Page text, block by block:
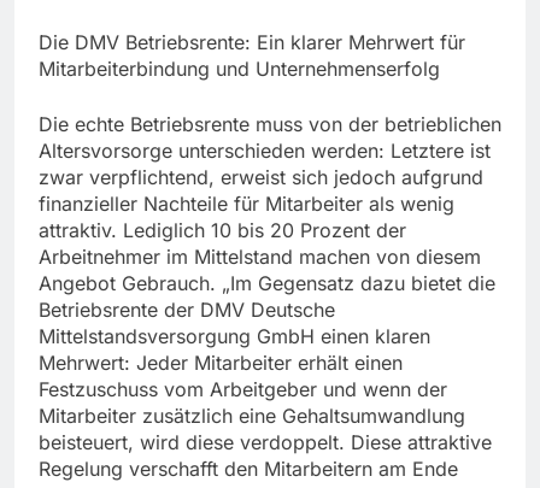
Die DMV Betriebsrente: Ein klarer Mehrwert für
Mitarbeiterbindung und Unternehmenserfolg
Die echte Betriebsrente muss von der betrieblichen
Altersvorsorge unterschieden werden: Letztere ist
zwar verpflichtend, erweist sich jedoch aufgrund
finanzieller Nachteile für Mitarbeiter als wenig
attraktiv. Lediglich 10 bis 20 Prozent der
Arbeitnehmer im Mittelstand machen von diesem
Angebot Gebrauch. „Im Gegensatz dazu bietet die
Betriebsrente der DMV Deutsche
Mittelstandsversorgung GmbH einen klaren
Mehrwert: Jeder Mitarbeiter erhält einen
Festzuschuss vom Arbeitgeber und wenn der
Mitarbeiter zusätzlich eine Gehaltsumwandlung
beisteuert, wird diese verdoppelt. Diese attraktive
Regelung verschafft den Mitarbeitern am Ende